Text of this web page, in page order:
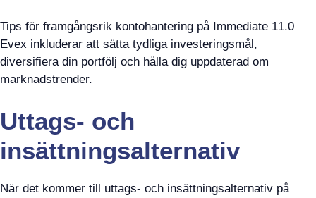
Tips för framgångsrik kontohantering på Immediate 11.0
Evex inkluderar att sätta tydliga investeringsmål,
diversifiera din portfölj och hålla dig uppdaterad om
marknadstrender.
Uttags- och
insättningsalternativ
När det kommer till uttags- och insättningsalternativ på